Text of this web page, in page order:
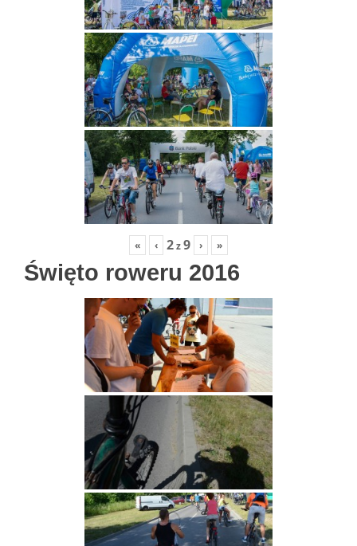
« ‹ 2z9 › »
Święto roweru 2016